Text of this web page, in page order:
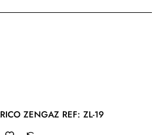
ZENGAZ REF: ZL-19